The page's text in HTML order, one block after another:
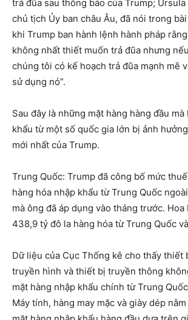
trả đũa sau thông báo của Trump;
chủ tịch Ủy ban châu Âu, đã nói trong
khi Trump ban hành lệnh hành pháp
không nhất thiết muốn trả đũa nhưng
chúng tôi có kế hoạch trả đũa mạnh mẽ
sử dụng nó”.
Sau đây là những mặt hàng hàng đầu mà
khẩu từ một số quốc gia lớn bị ảnh
mới nhất của Trump.
Trung Quốc: Trump đã công bố mức
hàng hóa nhập khẩu từ Trung Quốc
mà ông đã áp dụng vào tháng trước. Hoa
438,9 tỷ đô la hàng hóa từ Trung Quốc
Dữ liệu của Cục Thống kê cho thấy thiết
truyền hình và thiết bị truyền thông
mặt hàng nhập khẩu chính từ Trung
Máy tính, hàng may mặc và giày dép